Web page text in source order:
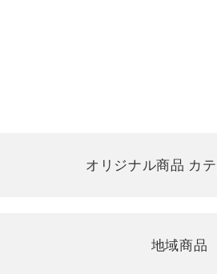
オリジナル商品 カ
地域商品